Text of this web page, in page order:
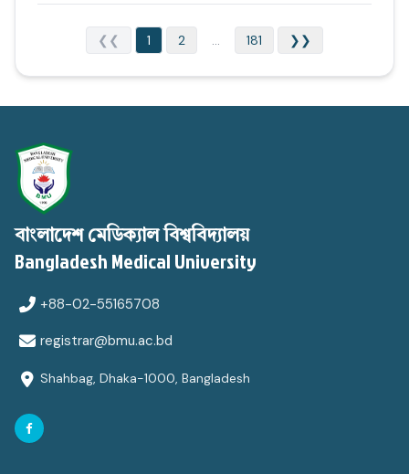
❮❮ 1 2 ... 181 ❯❯
বাংলাদেশ মেডিক্যাল বিশ্ববিদ্যালয়
Bangladesh Medical University
+88-02-55165708
registrar@bmu.ac.bd
Shahbag, Dhaka-1000, Bangladesh